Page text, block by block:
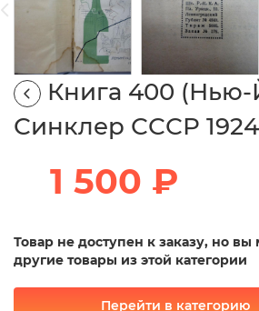
Книга 400
Синклер СССР 1924
1 500 ₽
Товар не доступен к заказу, но
другие товары из этой категории
Перейти в категорию